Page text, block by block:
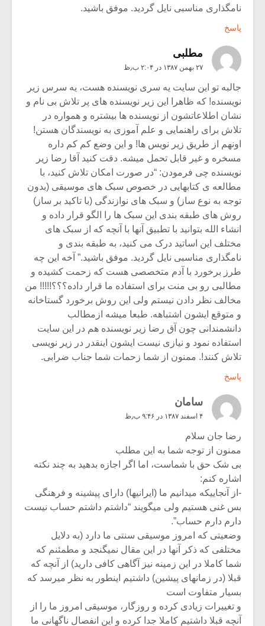
نامگذاری مناسبی نایل گردید. موفق باشید.
پاسخ
مطلبی
۲۷ بهمن ۱۳۸۷ در ۲:۰۴ ب٫ظ
جالبه تو این سایت یه سری نویسنده هست، یه سرس زیر
نویسنده! که ظاهرا این زیر نویسنده های پر تلاش بی نام و
نشان اطلاعاتشون از نویسنده ها بیشتره و همواره در
تلاش برای راهنمایی و علم آموزی به نویسندگان هستن!
اونهم از طریق زیر نویس ها! و این وضع کم کم داره
مسخره و غیر قابل تحمل میشه. دقت کنید آقا رضا زیر
نویسنده چی فرمودن: “در صورت امکان تلاش کنید، با
مطالعه ی کتابهایی در خصوص سبک های موسیقی (بدون
توجه به نوع ساز) و سبک های نوازندگی (با تاکید بر ساز)
روش های طبقه بندی این سبک ها را الگو قرار داده و
انشاء الله بتوانید با تطبیق آنها با آنچه که از سبک های
مختلف این اساتید درک می کنید، به طبقه بندی و
نامگذاری مناسبی نایل گردید. موفق باشید.” آخه این چه
طرز برخورد با آدم متخصصی هست که زحمت کشیده و
مطالبی رو بی منت برای استفاده ما قرار داده؟؟؟!!!!! من
مخالف نظر دادن نیستم ولی این روش برخورد گستاخانه
و متوقع ایشون اشتباهه. طبعا میشه ازمطالب
دانشمندانی چون آق رضا زیر نویسنده هم در این سایت
استفاده نمود و نیازی نیست ایشون اینقدر در زیر نویسی
تلاش کنند!. ممنون از شما زحمات شما جناب ضرابی.
پاسخ
سامان
۴ اسفند ۱۳۸۷ در ۹:۴۶ ب٫ظ
رضا جان سلام
ممنون از توجه شما به این مطلب
بی شک حق با شماست، اما اگر اجازه بدهید به چند نکته
اشاره کنم:
-از آنجاییکه میدانیم ما (ایرانیها) دارای پیشینه و فرهنگی
بس غنی هستیم ولی میگویند “داشتم داشتم حساب نیست
دارم دارم حساب”.
وضعیتی که امروز موسیقی سنتی ما دارد (به دلایل
مختلفی که ذکر آنها در این مقال نمیگنجد و مطمئنم که
شما کاملا در این زمینه نیز آگاهی کافی دارید) از آنچه که
قبلا (در زمانهای پیشین) داشتیم اینطور به نظر میرسد که
بسیار متفاوت است
و تغییرات زیادی کرده و روزگار، موسیقی امروز ما را از
آنچه قبلا داشتیم کاملا جدا کرده و این انفصال ناگهانی ما